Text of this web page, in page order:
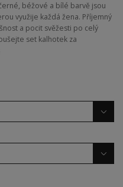
béžové a bílé barvě jsou
využije každá žena. Příjemný
a pocit svěžesti po celý
set kalhotek za